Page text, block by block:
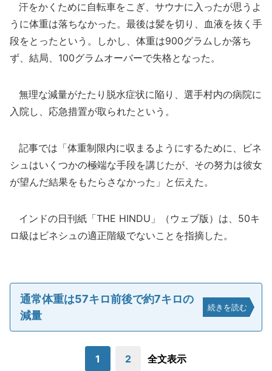
汗をかくために自転車をこぎ、サウナに入ったが思うよ
うに体重は落ちなかった。最後は髪を切り、血液を抜く手
段をとったという。しかし、体重は900グラムしか落ち
ず、結局、100グラムオーバーで失格となった。
無理な減量がたたり脱水症状に陥り、選手村内の病院に
入院し、応急措置が取られたという。
記事では「体重制限内に収まるようにするために、ビネ
シュはいくつかの極端な手段を講じたが、その努力は彼女
が望んだ結果をもたらさなかった」と伝えた。
インドの日刊紙「THE HINDU」（ウェブ版）は、50キ
ロ級はビネシュの適正階級でないことを指摘した。
通常体重は57キロ前後で約7キロの
減量
続きを読む
1 2 全文表示